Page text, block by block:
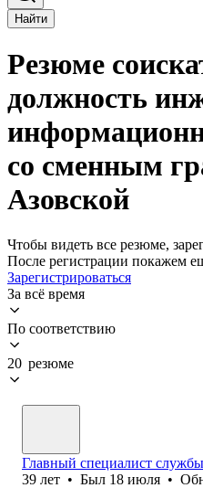
Найти
Резюме
должность
со сменным
Азовской
Чтобы видеть все резюме,
После регистрации покажем
Зарегистрироваться
За всё время
По соответствию
20 резюме
Главный специалист
39 лет • Был 18 июля •